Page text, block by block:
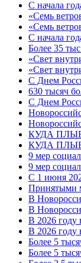
С начала
«Семь
«Семь
С начала
Более 35
«Свет
«Свет
C Днем
630 тысяч
C Днем
КУДА
КУДА
9 мер
9 мер
С 1 июня
Принятыми
В
В
В 2026 году
В 2026 году
Более 5
Более 5